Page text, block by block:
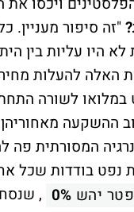
"זה סיפור מעניין.
היו עליות בין
האלה להעלות
במלואו לשורה
ההשקעה
המסורתית פה
נפט בודדות שכל
פטר יהש 0%